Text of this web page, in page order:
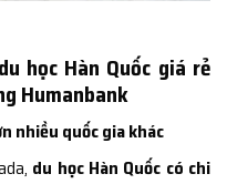
học Hàn Quốc giá rẻ
Humanbank
nhiều quốc gia khác
du học Hàn Quốc có chi